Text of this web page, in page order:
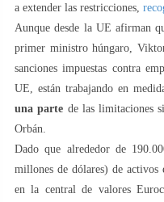
a extender las restricciones,
Aunque desde la UE afirman
primer ministro húngaro,
sanciones impuestas contra
UE, están trabajando en
una parte de las limitaciones
Orbán.
Dado que alrededor de
millones de dólares) de activos
en la central de valores